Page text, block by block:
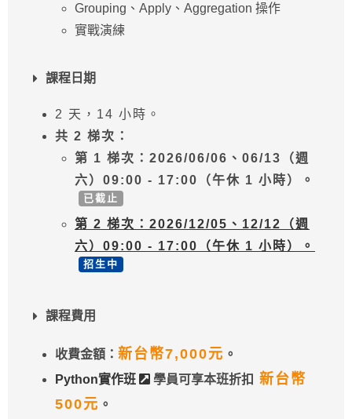
Grouping、Apply、Aggregation 操作
實戰演練
課程日期
2 天，14 小時。
共 2 梯次：
第 1 梯次：2026/06/06、06/13（週
六）09:00 - 17:00（午休 1 小時）。
已截止
第 2 梯次：2026/12/05、12/12（週
六）09:00 - 17:00（午休 1 小時）。
招生中
課程費用
收費金額： 新台幣7,000元 。
Python實作班
學員可享本班折扣 新台幣
500元 。